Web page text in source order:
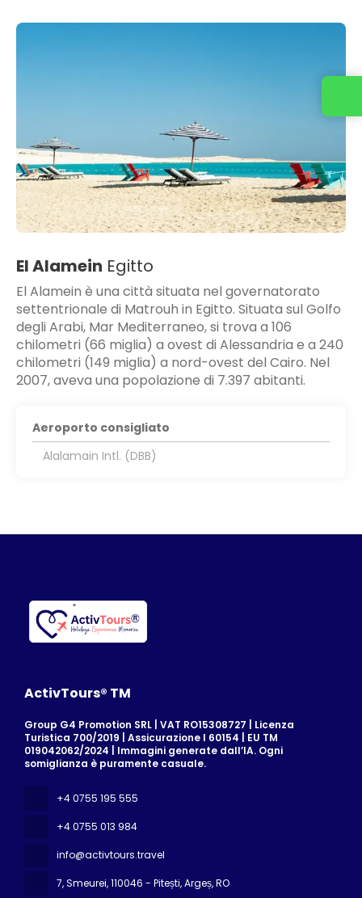
El Alamein Egitto
El Alamein è una città situata nel governatorato
settentrionale di Matrouh in Egitto. Situata sul Golfo
degli Arabi, Mar Mediterraneo, si trova a 106
chilometri (66 miglia) a ovest di Alessandria e a 240
chilometri (149 miglia) a nord-ovest del Cairo. Nel
2007, aveva una popolazione di 7.397 abitanti.
Aeroporto consigliato
Alalamain Intl. (DBB)
ActivTours® TM
Group G4 Promotion SRL | VAT RO15308727 | Licenza
Turistica 700/2019 | Assicurazione I 60154 | EU TM
019042062/2024 | Immagini generate dall’IA. Ogni
somiglianza è puramente casuale.
+4 0755 195 555
+4 0755 013 984
info@activtours.travel
7, Smeurei, 110046 - Pitești, Argeș, RO